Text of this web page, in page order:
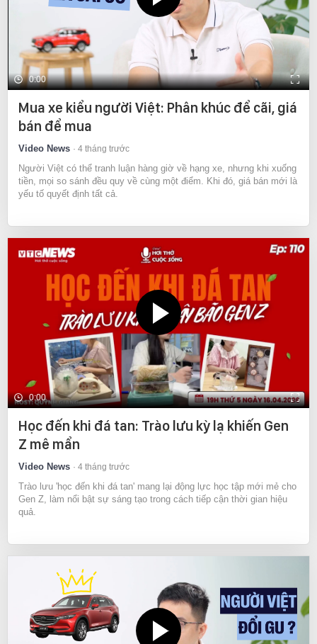
0:00
Mua xe kiểu người Việt: Phân khúc để cãi, giá
bán để mua
Video News 4 tháng trước
Người Việt có thể tranh luận hàng giờ về hạng xe, nhưng khi xuống
tiền, mọi so sánh đều quy về cùng một điểm. Khi đó, giá bán mới là
yếu tố quyết định tất cả.
0:00
Học đến khi đá tan: Trào lưu kỳ lạ khiến Gen
Z mê mẩn
Video News 4 tháng trước
Trào lưu 'học đến khi đá tan' mang lại động lực học tập mới mẻ cho
Gen Z, làm nổi bật sự sáng tạo trong cách tiếp cận thời gian hiệu
quả.